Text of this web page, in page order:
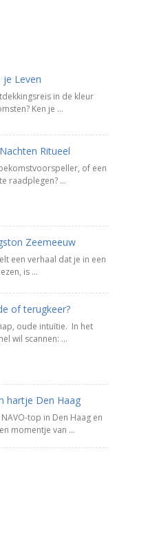
je Leven
in de kleur
Ken je ...
Ritueel
of een
raadplegen? ...
Zeemeeuw
een verhaal dat je in een
is ...
of terugkeer?
oude intuïtie. In het
wil scannen: ...
hartje Den Haag
top in Den Haag en
momentje van ...